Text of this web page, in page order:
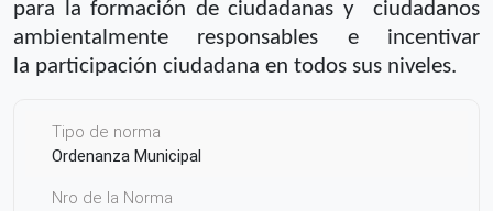
para laformación de ciudadanas y ciudadanos
ambientalmente responsables e incentivar
la participación ciudadana en todos sus niveles.
Tipo de norma
Ordenanza Municipal
Nro de la Norma